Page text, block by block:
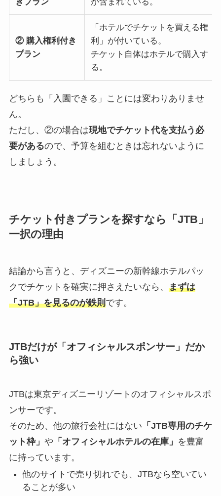
きプラン が含まれている。
② 購入権利付き
プラン
「ホテルでチケットを買える権
利」が付いている。
チケット自体はホテルで購入す
る。
どちらも「入園できる」ことには変わりありませ
ん。
ただし、②の場合は現地でチケット代を支払う必
要があるので、予算を組むときは忘れないように
しましょう。
チケット付きプランを探すなら「JTB」
一択の理由
結論から言うと、ディズニーの新幹線ホテルパッ
クでチケットを確実に押さえたいなら、 まずは
「JTB」を見るのが鉄則です。
JTBだけが「オフィシャルスポンサー」だか
ら強い
JTBは東京ディズニーリゾートのオフィシャルスポ
ンサーです。
そのため、他の旅行会社にはない 「JTB専用のチケ
ット枠」 や 「オフィシャルホテルの在庫」 を豊富
に持っています。
他のサイトで売り切れでも、JTBなら空いてい
ることが多い